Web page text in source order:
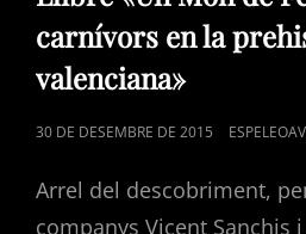
carnívors en la
valenciana»
POSTED
30 DE DESEMBRE DE 2015
Arrel del descobriment,
companys Vicent Sanchis i